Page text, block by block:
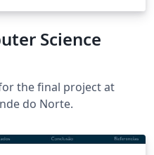
Science
the final project at
do Norte.